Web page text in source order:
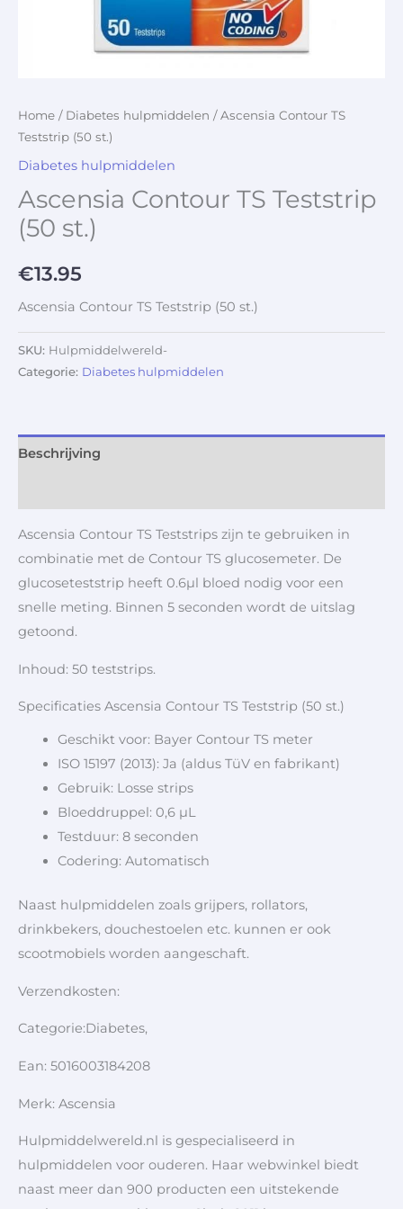
Home / Diabetes hulpmiddelen / Ascensia Contour TS
Teststrip (50 st.)
Diabetes hulpmiddelen
Ascensia Contour TS Teststrip
(50 st.)
€13.95
Ascensia Contour TS Teststrip (50 st.)
SKU: Hulpmiddelwereld-
Categorie: Diabetes hulpmiddelen
Beschrijving
Ascensia Contour TS Teststrips zijn te gebruiken in
combinatie met de Contour TS glucosemeter. De
glucoseteststrip heeft 0.6µl bloed nodig voor een
snelle meting. Binnen 5 seconden wordt de uitslag
getoond.
Inhoud: 50 teststrips.
Specificaties Ascensia Contour TS Teststrip (50 st.)
Geschikt voor: Bayer Contour TS meter
ISO 15197 (2013): Ja (aldus TüV en fabrikant)
Gebruik: Losse strips
Bloeddruppel: 0,6 µL
Testduur: 8 seconden
Codering: Automatisch
Naast hulpmiddelen zoals grijpers, rollators,
drinkbekers, douchestoelen etc. kunnen er ook
scootmobiels worden aangeschaft.
Verzendkosten:
Categorie:Diabetes,
Ean: 5016003184208
Merk: Ascensia
Hulpmiddelwereld.nl is gespecialiseerd in
hulpmiddelen voor ouderen. Haar webwinkel biedt
naast meer dan 900 producten een uitstekende